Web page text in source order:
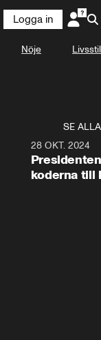
Logga in
Nöje Livsstil
SE ALLA
28 OKT. 2024
koderna till